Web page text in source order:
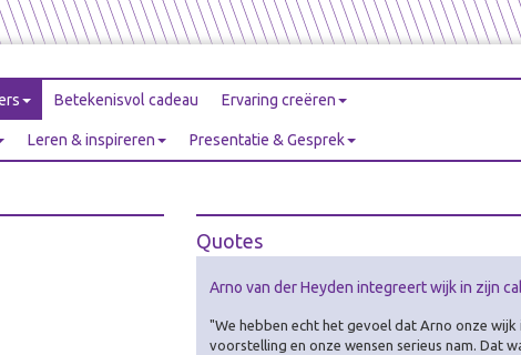
Betekenisvol cadeau Ervaring creëren
Leren & inspireren Presentatie & Gesprek
Quotes
Arno van der Heyden integreert wijk in zijn
"We hebben echt het gevoel dat Arno onze wijk
voorstelling en onze wensen serieus nam. Dat